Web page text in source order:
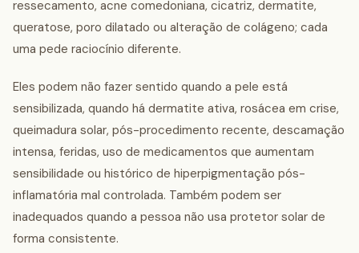
ressecamento, acne comedoniana, cicatriz, dermatite,
queratose, poro dilatado ou alteração de colágeno; cada
uma pede raciocínio diferente.
Eles podem não fazer sentido quando a pele está
sensibilizada, quando há dermatite ativa, rosácea em crise,
queimadura solar, pós-procedimento recente, descamação
intensa, feridas, uso de medicamentos que aumentam
sensibilidade ou histórico de hiperpigmentação pós-
inflamatória mal controlada. Também podem ser
inadequados quando a pessoa não usa protetor solar de
forma consistente.